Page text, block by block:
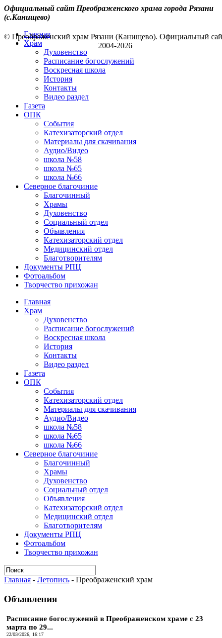
Официальный сайт Преображенского храма города Рязани
(с.Канищево)
Главная
Храм
Духовенство
Расписание богослужений
Воскресная школа
История
Контакты
Видео раздел
Газета
ОПК
События
Катехизаторский отдел
Материалы для скачивания
Аудио/Видео
школа №58
школа №65
школа №66
Северное благочиние
Благочинный
Храмы
Духовенство
Социальный отдел
Объявления
Катехизаторский отдел
Медицинский отдел
Благотворителям
Документы РПЦ
Фотоальбом
Творчество прихожан
Главная
Храм
Духовенство
Расписание богослужений
Воскресная школа
История
Контакты
Видео раздел
Газета
ОПК
События
Катехизаторский отдел
Материалы для скачивания
Аудио/Видео
школа №58
школа №65
школа №66
Северное благочиние
Благочинный
Храмы
Духовенство
Социальный отдел
Объявления
Катехизаторский отдел
Медицинский отдел
Благотворителям
Документы РПЦ
Фотоальбом
Творчество прихожан
Главная - Летопись - Преображенский храм
Объявления
Расписание богослужений в Преображенском храме с 23
марта по 29...
22/03/2026, 16:17
© Преображенский храм Рязани (Канищево). Официальный
2004-2026